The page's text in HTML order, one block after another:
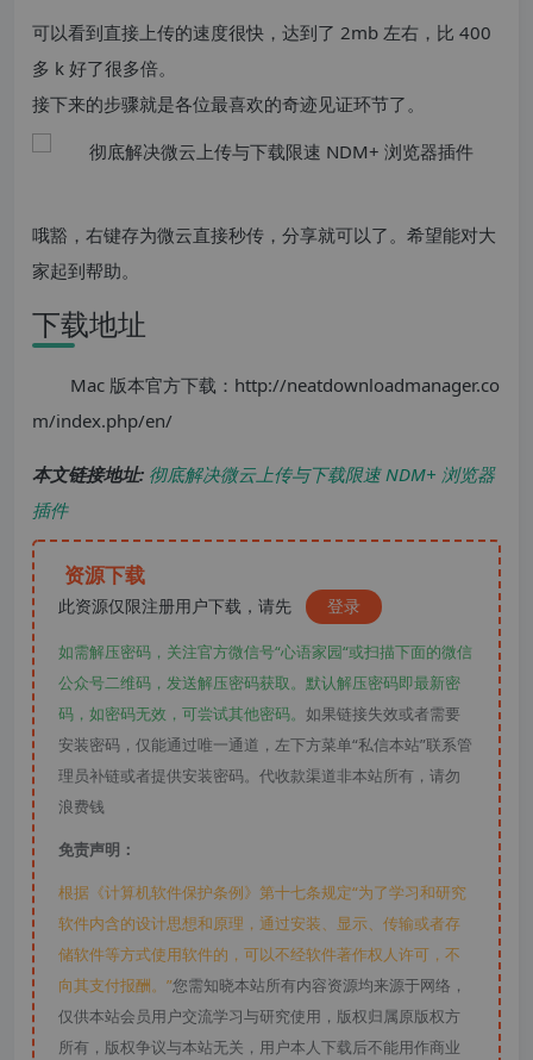
可以看到直接上传的速度很快，达到了 2mb 左右，比 400
多 k 好了很多倍。
接下来的步骤就是各位最喜欢的奇迹见证环节了。
哦豁，右键存为微云直接秒传，分享就可以了。希望能对大
家起到帮助。
下载地址
Mac 版本官方下载：http://neatdownloadmanager.co
m/index.php/en/
本文链接地址: 彻底解决微云上传与下载限速 NDM+ 浏览器
插件
资源下载
此资源仅限注册用户下载，请先 登录
如需解压密码，关注官方微信号“心语家园“或扫描下面的微信
公众号二维码，发送解压密码获取。默认解压密码即最新密
码，如密码无效，可尝试其他密码。 如果链接失效或者需要
安装密码，仅能通过唯一通道，左下方菜单“私信本站”联系管
理员补链或者提供安装密码。代收款渠道非本站所有，请勿
浪费钱
免责声明：
根据《计算机软件保护条例》第十七条规定“为了学习和研究
软件内含的设计思想和原理，通过安装、显示、传输或者存
储软件等方式使用软件的，可以不经软件著作权人许可，不
向其支付报酬。”您需知晓本站所有内容资源均来源于网络，
仅供本站会员用户交流学习与研究使用，版权归属原版权方
所有，版权争议与本站无关，用户本人下载后不能用作商业